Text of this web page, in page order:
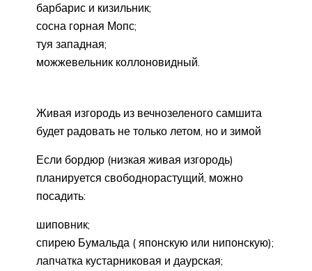
барбарис и кизильник;
сосна горная Мопс;
туя западная;
можжевельник коллоновидный.
Живая изгородь из вечнозеленого самшита
будет радовать не только летом, но и зимой
Если бордюр (низкая живая изгородь)
планируется свободнорастущий, можно
посадить:
шиповник;
спирею Бумальда ( японскую или нипонскую);
лапчатка кустарниковая и даурская;